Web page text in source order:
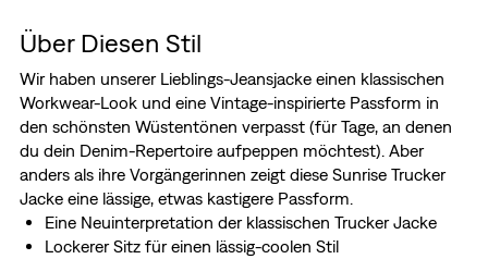
Über Diesen Stil
Wir haben unserer Lieblings-Jeansjacke einen klassischen
Workwear-Look und eine Vintage-inspirierte Passform in
den schönsten Wüstentönen verpasst (für Tage, an denen
du dein Denim-Repertoire aufpeppen möchtest). Aber
anders als ihre Vorgängerinnen zeigt diese Sunrise Trucker
Jacke eine lässige, etwas kastigere Passform.
Eine Neuinterpretation der klassischen Trucker Jacke
Lockerer Sitz für einen lässig-coolen Stil